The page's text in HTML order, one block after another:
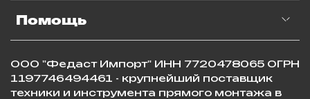
Помощь
ООО "Федаст Импорт" ИНН 7720478065 ОГРН
1197746494461 - крупнейший поставщик
техники и инструмента прямого монтажа в